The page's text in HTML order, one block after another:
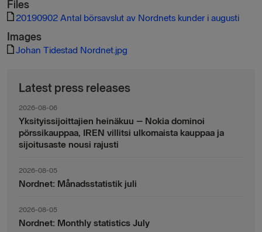
Files
20190902 Antal börsavslut av Nordnets kunder i augusti
Images
Johan Tidestad Nordnet.jpg
Latest press releases
2026-08-06
Yksityissijoittajien heinäkuu – Nokia dominoi
pörssikauppaa, IREN villitsi ulkomaista kauppaa ja
sijoitusaste nousi rajusti
2026-08-05
Nordnet: Månadsstatistik juli
2026-08-05
Nordnet: Monthly statistics July